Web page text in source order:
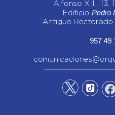
Alfonso XIII, 13,
Edificio Pedro
Antiguo Rectorado
957 49